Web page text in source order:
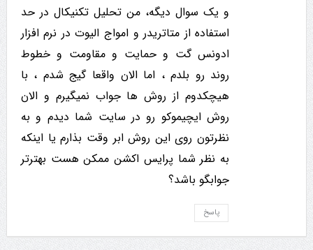
و یک سوال دیگه، من تحلیل تکنیکال در حد
استفاده از متاتریدر و امواج الیوت در نرم افزار
ادونس گت و حمایت و مقاومت و خطوط
روند رو بلدم ، اما الان واقعا گیج شدم ، با
هیچکدوم از روش ها جواب نمیگیرم و الان
روش ایچیموکو رو در سایت شما دیدم و به
نظرتون روی این روش ابر وقت بذارم یا اینکه
به نظر شما پرایس اکشن ممکن هست بهترتر
جوابگو باشد؟
پاسخ